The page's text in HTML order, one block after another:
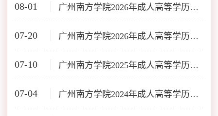
08-01 广州南方学院2026年成人高等学历教育报考指南
07-20 广州南方学院2026年成人高等学历教育招生简章
07-10 广州南方学院2025年成人高等学历教育招生简章
07-04 广州南方学院2024年成人高等学历教育招生简章